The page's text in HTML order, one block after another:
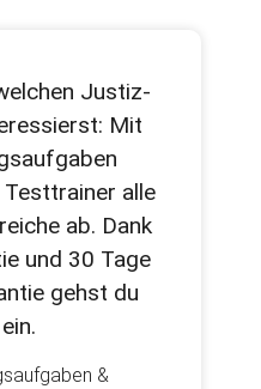
Justiz-
Mit
alle
ab. Dank
und 30 Tage
gehst du
&